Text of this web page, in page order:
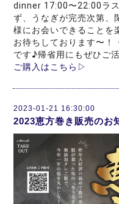
dinner 17:00〜22:00ラ
ず、うなぎが完売次第、
様にお会いできることを
お待ちしております〜！
です♪帰省用にもぜひご
ご購入はこちら▷
2023-01-21 16:30:00
2023恵方巻き販売のお